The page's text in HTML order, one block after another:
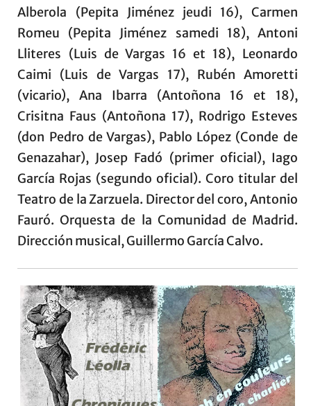
Alberola (Pepita Jiménez jeudi 16), Carmen
Romeu (Pepita Jiménez samedi 18), Antoni
Lliteres (Luis de Vargas 16 et 18), Leonardo
Caimi (Luis de Vargas 17), Rubén Amoretti
(vicario), Ana Ibarra (Antoñona 16 et 18),
Crisitna Faus (Antoñona 17), Rodrigo Esteves
(don Pedro de Vargas), Pablo López (Conde de
Genazahar), Josep Fadó (primer oficial), Iago
García Rojas (segundo oficial). Coro titular del
Teatro de la Zarzuela. Director del coro, Antonio
Fauró. Orquesta de la Comunidad de Madrid.
Dirección musical, Guillermo García Calvo.